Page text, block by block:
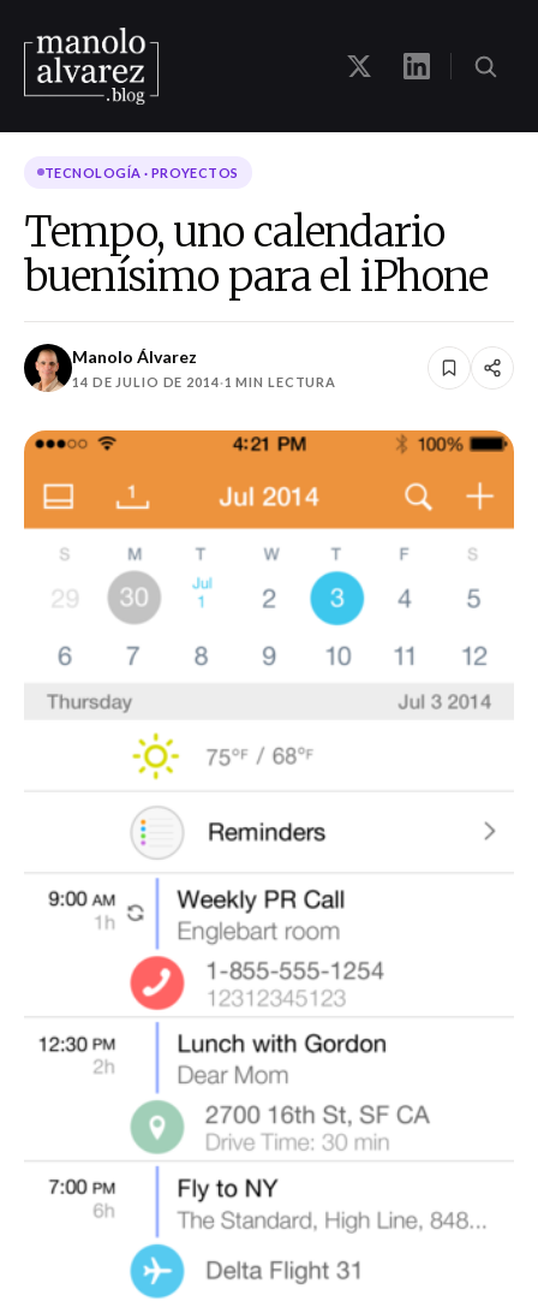
TECNOLOGÍA · PROYECTOS
Tempo, uno calendario
buenísimo para el iPhone
Manolo Álvarez
14 DE JULIO DE 2014·1 MIN LECTURA